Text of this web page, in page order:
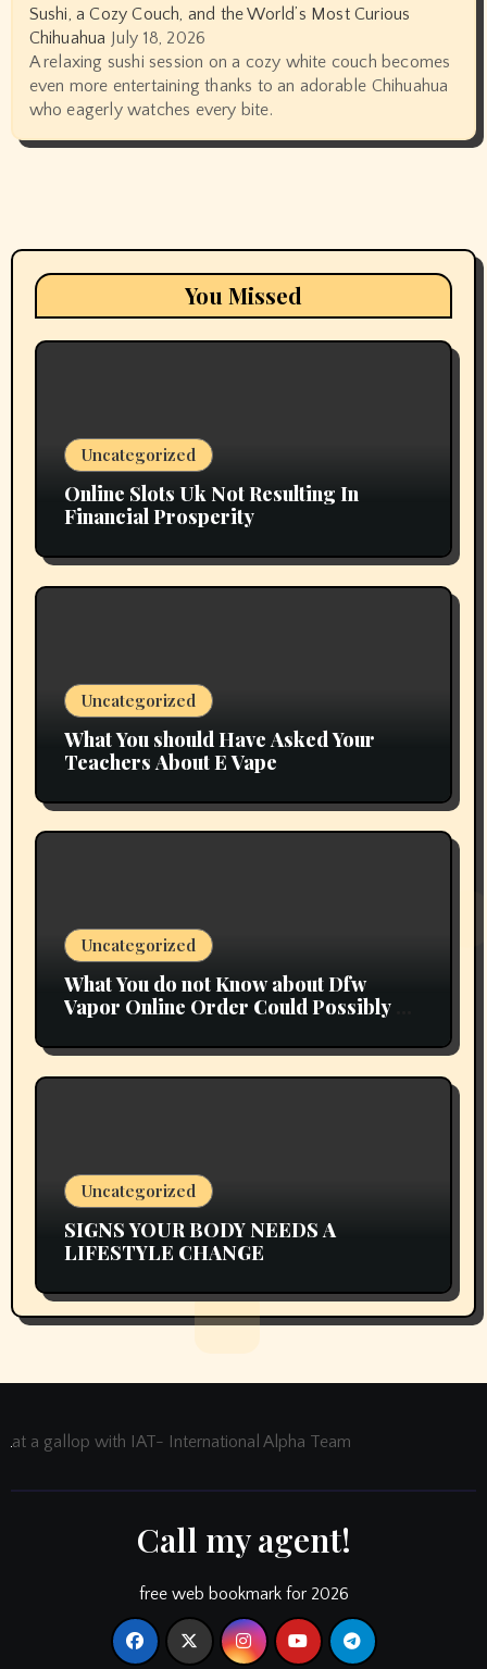
Sushi, a Cozy Couch, and the World’s Most Curious
Chihuahua July 18, 2026
A relaxing sushi session on a cozy white couch becomes
even more entertaining thanks to an adorable Chihuahua
who eagerly watches every bite.
You Missed
Uncategorized
Online Slots Uk Not Resulting In
Financial Prosperity
Uncategorized
What You should Have Asked Your
Teachers About E Vape
Uncategorized
What You do not Know about Dfw
Vapor Online Order Could Possibly be
Uncategorized
SIGNS YOUR BODY NEEDS A
LIFESTYLE CHANGE
at a gallop with IAT- International Alpha Team
Call my agent!
free web bookmark for 2026